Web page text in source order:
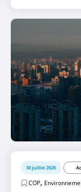
30 juillet 2026
COP,